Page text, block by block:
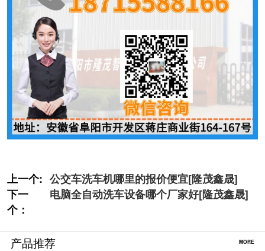
上一个: 公交车洗车机哪里的报价便宜[隆茂鑫晟]
下一
个：
电脑全自动洗车设备哪个厂家好[隆茂鑫晟]
产品推荐 MORE